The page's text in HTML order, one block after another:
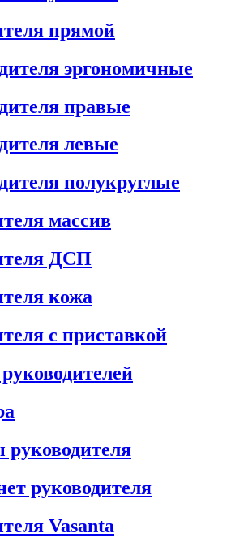
прямой
эргономичные
правые
левые
полукруглые
массив
ДСП
кожа
с приставкой
руководителя
руководителя
Vasanta